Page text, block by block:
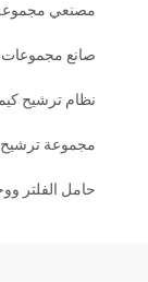
مصنعي مجموعة
صانع مجموعات
نظام ترشيح
مجموعة ترشيح
حامل الفلتر